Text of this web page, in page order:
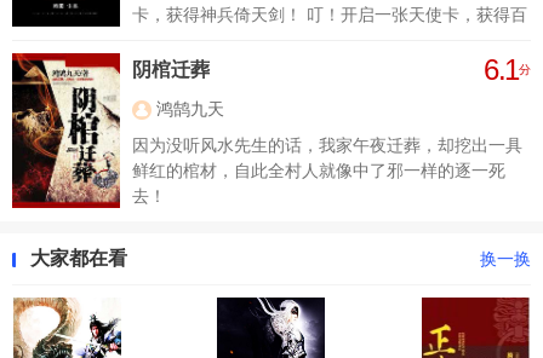
卡，获得神兵倚天剑！ 叮！开启一张天使卡，获得百
阴棺迁葬 6.1分
鸿鹄九天
因为没听风水先生的话，我家午夜迁葬，却挖出一具
鲜红的棺材，自此全村人就像中了邪一样的逐一死
去！
大家都在看 换一换